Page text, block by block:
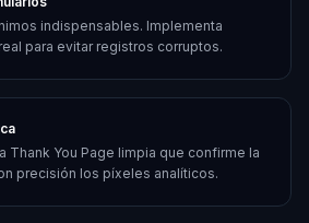
indispensables. Implementa
para evitar registros corruptos.
Thank You Page limpia que confirme la
precisión los píxeles analíticos.